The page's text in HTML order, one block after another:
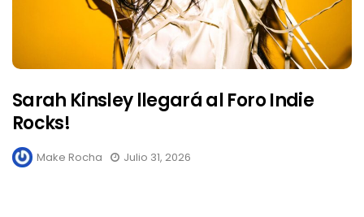
Sarah Kinsley llegará al Foro Indie
Rocks!
Make Rocha Julio 31, 2026